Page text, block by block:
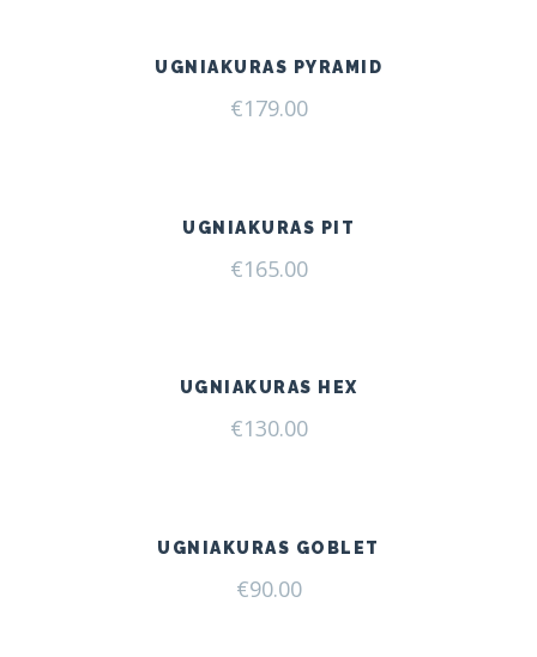
UGNIAKURAS PYRAMID
€179.00
UGNIAKURAS PIT
€165.00
UGNIAKURAS HEX
€130.00
UGNIAKURAS GOBLET
€90.00